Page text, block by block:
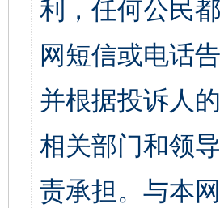
利，任何公民
网短信或电话
并根据投诉人
相关部门和领
责承担。与本